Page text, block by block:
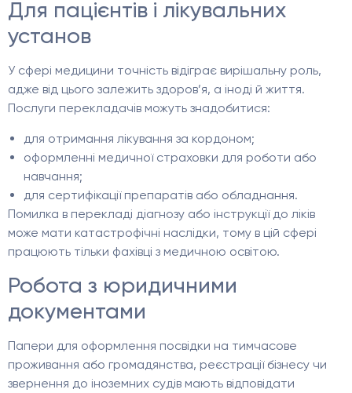
Для пацієнтів і лікувальних
установ
У сфері медицини точність відіграє вирішальну роль,
адже від цього залежить здоров’я, а іноді й життя.
Послуги перекладачів можуть знадобитися:
для отримання лікування за кордоном;
оформленні медичної страховки для роботи або
навчання;
для сертифікації препаратів або обладнання.
Помилка в перекладі діагнозу або інструкції до ліків
може мати катастрофічні наслідки, тому в цій сфері
працюють тільки фахівці з медичною освітою.
Робота з юридичними
документами
Папери для оформлення посвідки на тимчасове
проживання або громадянства, реєстрації бізнесу чи
звернення до іноземних судів мають відповідати